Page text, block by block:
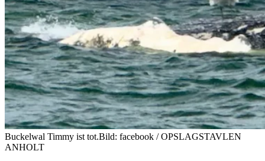
Buckelwal Timmy ist tot.Bild: facebook / OPSLAGSTAVLEN
ANHOLT